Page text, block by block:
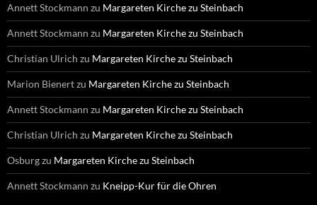
Annett Stockmann zu Margareten Kirche zu Steinbach
Annett Stockmann zu Margareten Kirche zu Steinbach
Christian Ulrich zu Margareten Kirche zu Steinbach
Marion Bienertzu Margareten Kirche zu Steinbach
Annett Stockmann zu Margareten Kirche zu Steinbach
Christian Ulrich zu Margareten Kirche zu Steinbach
Osburgzu Margareten Kirche zu Steinbach
Annett Stockmann zu Kneipp-Kur für die Ohren